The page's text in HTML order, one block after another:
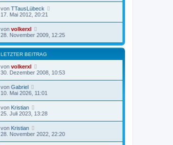
von TTausLübeck
17. Mai 2012, 20:21
von volkerxl
28. November 2009, 12:25
LETZTER BEITRAG
von volkerxl
30. Dezember 2008, 10:53
von Gabriel
10. Mai 2026, 11:01
von Kristian
25. Juli 2023, 13:28
von Kristian
28. November 2022, 22:20